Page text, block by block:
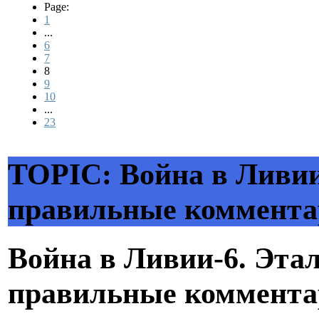
Page:
1
...
6
7
8
9
10
...
23
TOPIC: Война в
правильные
Война в Ливии-6.
правильные